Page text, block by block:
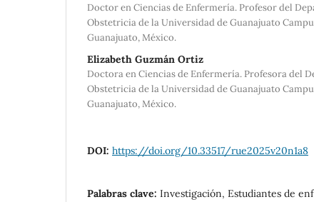
Doctor en Ciencias de Enfermería. Profesor del
Obstetricia de la Universidad de Guanajuato
Guanajuato, México.
Elizabeth Guzmán Ortiz
Doctora en Ciencias de Enfermería. Profesora del
Obstetricia de la Universidad de Guanajuato
Guanajuato, México.
DOI: https://doi.org/10.33517/rue2025v20n1a8
Palabras clave: Investigación, Estudiantes de